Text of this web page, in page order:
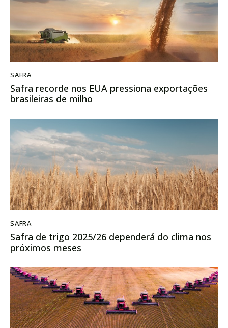
SAFRA
Safra recorde nos EUA pressiona exportações
brasileiras de milho
SAFRA
Safra de trigo 2025/26 dependerá do clima nos
próximos meses